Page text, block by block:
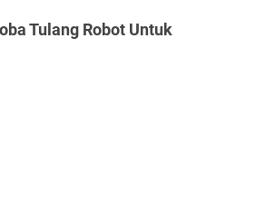
Tulang Robot Untuk